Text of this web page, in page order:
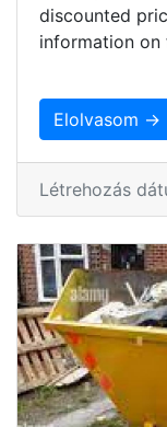
discounted
information on
Elolvasom →
Létrehozás